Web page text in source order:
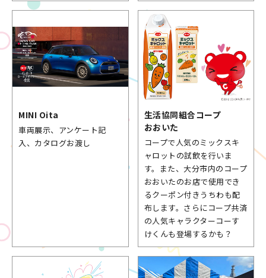
MINI Oita
車両展示、アンケート記
入、カタログお渡し
生活協同組合コープ
おおいた
コープで人気のミックスキ
ャロットの試飲を行いま
す。また、大分市内のコープ
おおいたのお店で使用でき
るクーポン付きうちわも配
布します。さらにコープ共済
の人気キャラクターコーす
けくんも登場するかも？